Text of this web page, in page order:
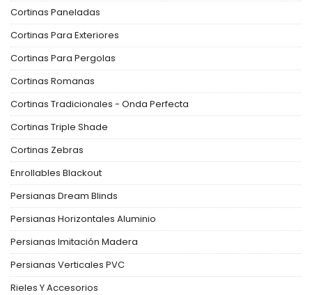
Cortinas Paneladas
Cortinas Para Exteriores
Cortinas Para Pergolas
Cortinas Romanas
Cortinas Tradicionales - Onda Perfecta
Cortinas Triple Shade
Cortinas Zebras
Enrollables Blackout
Persianas Dream Blinds
Persianas Horizontales Aluminio
Persianas Imitación Madera
Persianas Verticales PVC
Rieles Y Accesorios